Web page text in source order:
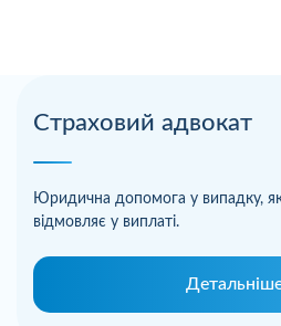
Страховий адвокат
Юридична допомога у випадку,
відмовляє у виплаті.